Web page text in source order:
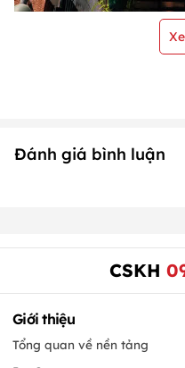
Đánh giá bình luận
CSKH
Giới thiệu
Tổng quan về nền tảng